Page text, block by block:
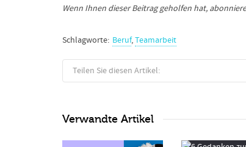
Wenn Ihnen dieser Beitrag geholfen hat,
Schlagworte: Beruf,Teamarbeit
Teilen Sie diesen Artikel:
Verwandte Artikel